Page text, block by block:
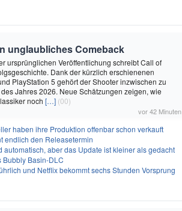
unglaubliches Comeback
ursprünglichen Veröffentlichung schreibt Call of
Dank der kürzlich erschienenen
PlayStation 5 gehört der Shooter inzwischen zu
Jahres 2026. Neue Schätzungen zeigen, wie
noch […] (00)
vor 42 Minuten
haben ihre Produktion offenbar schon verkauft
endlich den Releasetermin
automatisch, aber das Update ist kleiner als gedacht
Bubbly Basin-DLC
und Netflix bekommt sechs Stunden Vorsprung